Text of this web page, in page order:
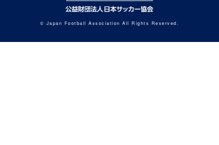
© Japan Football Association All Rights Reserved.